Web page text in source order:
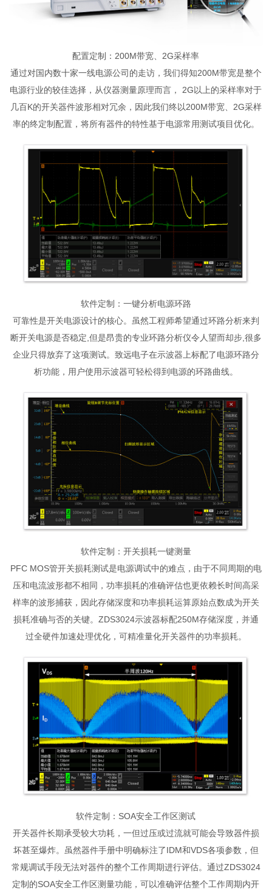
配置定制：200M带宽、2G采样率
通过对国内数十家一线电源公司的走访，我们得知200M带宽是整个
电源行业的较佳选择，从仪器测量原理而言， 2G以上的采样率对于
几百K的开关器件波形相对冗余，因此我们终以200M带宽、2G采样
率的终定制配置，将所有器件的特性基于电源常用测试项目优化。
软件定制：一键分析电源环路
可靠性是开关电源设计的核心。虽然工程师希望通过环路分析来判
断开关电源是否稳定,但是昂贵的专业环路分析仪令人望而却步,很多
企业只得放弃了这项测试。致远电子在示波器上标配了电源环路分
析功能，用户使用示波器可轻松得到电源的环路曲线。
软件定制：开关损耗一键测量
PFC MOS管开关损耗测试是电源调试中的难点，由于不同周期的电
压和电流波形都不相同，功率损耗的准确评估也更依赖长时间高采
样率的波形捕获，因此存储深度和功率损耗运算原始点数成为开关
损耗准确与否的关键。ZDS3024示波器标配250M存储深度，并通
过全硬件加速处理优化，可精准量化开关器件的功率损耗。
软件定制：SOA安全工作区测试
开关器件长期承受较大功耗，一但过压或过流就可能会导致器件损
坏甚至爆炸。虽然器件手册中明确标注了IDM和VDS各项参数，但
常规调试手段无法对器件的整个工作周期进行评估。通过ZDS3024
定制的SOA安全工作区测量功能，可以准确评估整个工作周期内开